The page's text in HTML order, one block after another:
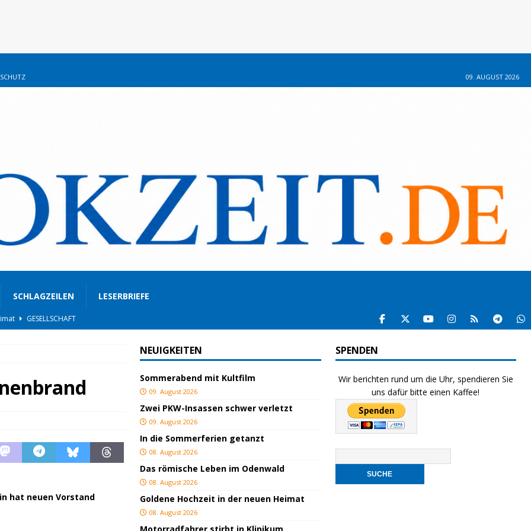
09. AUGUST 2026
SCHLAGZEILEN LESERBRIEFE
GESELLSCHAFT
BLAULICHT
KULTUR
hat neuen Vorstand
NEUIGKEITEN
Sommerabend mit Kultfilm
09. August 2026
Zwei PKW-Insassen schwer verletzt
09. August 2026
In die Sommerferien getanzt
08. August 2026
Das römische Leben im Odenwald
08. August 2026
Goldene Hochzeit in der neuen Heimat
08. August 2026
SPENDEN
Wir berichten rund um die Uhr, spendieren Sie
uns dafür bitte einen Kaffee!